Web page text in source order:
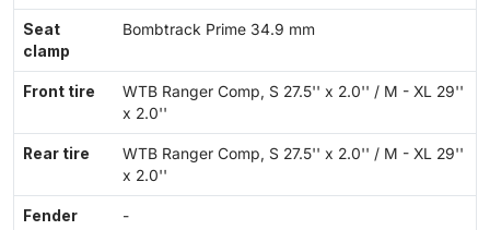
Seat
clamp
Bombtrack Prime 34.9 mm
Front tire
WTB Ranger Comp, S 27.5'' x 2.0'' / M - XL 29''
x 2.0''
Rear tire
WTB Ranger Comp, S 27.5'' x 2.0'' / M - XL 29''
x 2.0''
Fender -